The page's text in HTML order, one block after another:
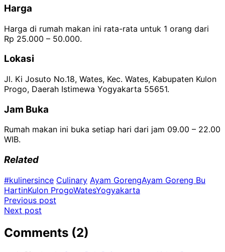
Harga
Harga di rumah makan ini rata-rata untuk 1 orang dari
Rp 25.000 – 50.000.
Lokasi
Jl. Ki Josuto No.18, Wates, Kec. Wates, Kabupaten Kulon
Progo, Daerah Istimewa Yogyakarta 55651.
Jam Buka
Rumah makan ini buka setiap hari dari jam 09.00 – 22.00
WIB.
Related
#kulinersince Culinary Ayam GorengAyam Goreng Bu
HartinKulon ProgoWatesYogyakarta
Post
navigation
Previous post
Next post
Comments (2)